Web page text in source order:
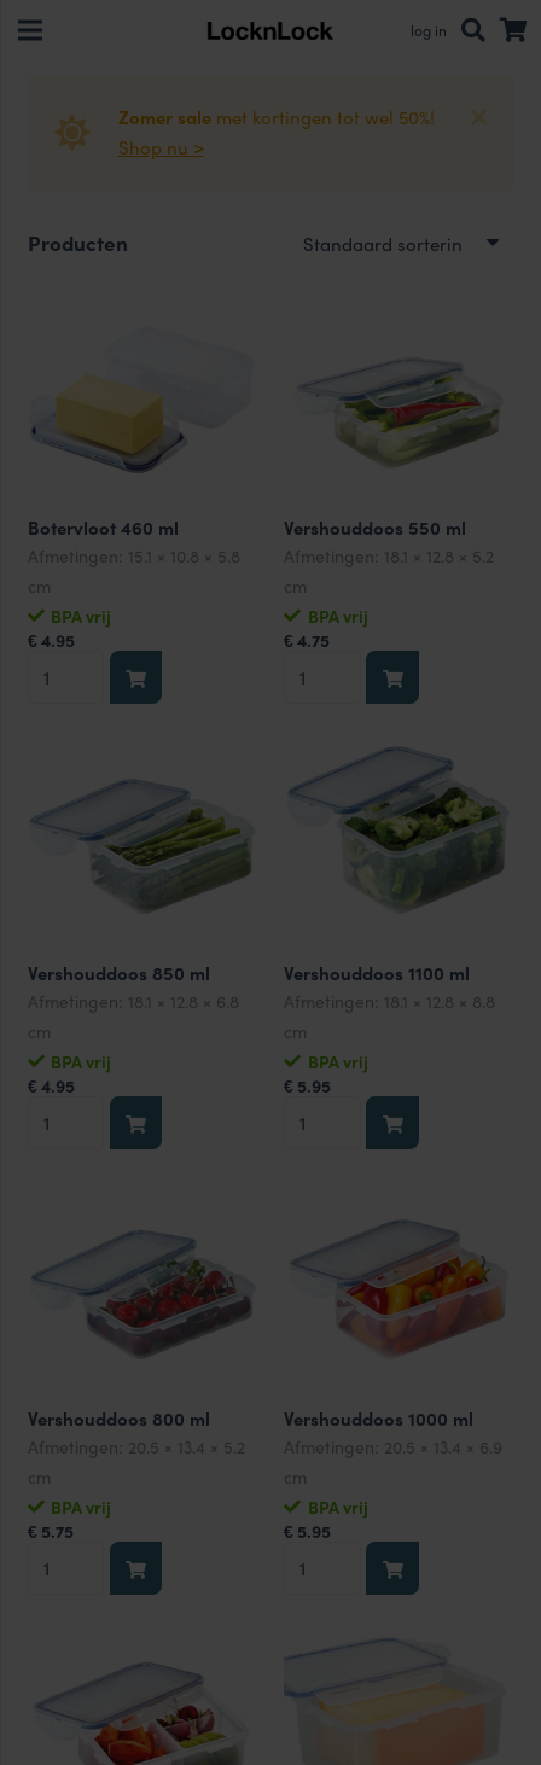
log in
Zomer salemet kortingen tot wel 50%!
Shop nu >
Producten
Botervloot 460 ml
Afmetingen:
15.1 × 10.8 × 5.8
cm
BPA vrij
€ 4.95
Botervloot
Vershouddoos 550 ml
Afmetingen:
18.1 × 12.8 × 5.2
cm
BPA vrij
€ 4.75
Vershouddoos
Vershouddoos 850 ml
Afmetingen:
18.1 × 12.8 × 6.8
cm
BPA vrij
€ 4.95
Vershouddoos
Vershouddoos 1100 ml
Afmetingen:
18.1 × 12.8 × 8.8
cm
BPA vrij
€ 5.95
Vershouddoos
Vershouddoos 800 ml
Afmetingen: 20.5 × 13.4 × 5.2
cm
BPA vrij
€ 5.75
Vershouddoos
Vershouddoos 1000 ml
Afmetingen: 20.5 × 13.4 × 6.9
cm
BPA vrij
€ 5.95
Vershouddoos
aantal